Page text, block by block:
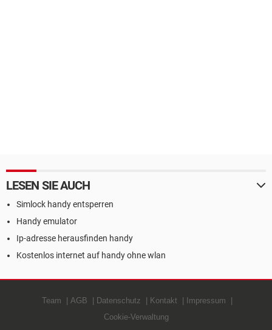
LESEN SIE AUCH
Simlock handy entsperren
Handy emulator
Ip-adresse herausfinden handy
Kostenlos internet auf handy ohne wlan
Team AGB Datenschutz Kontakt
Impressum
Cookie-Verwaltung